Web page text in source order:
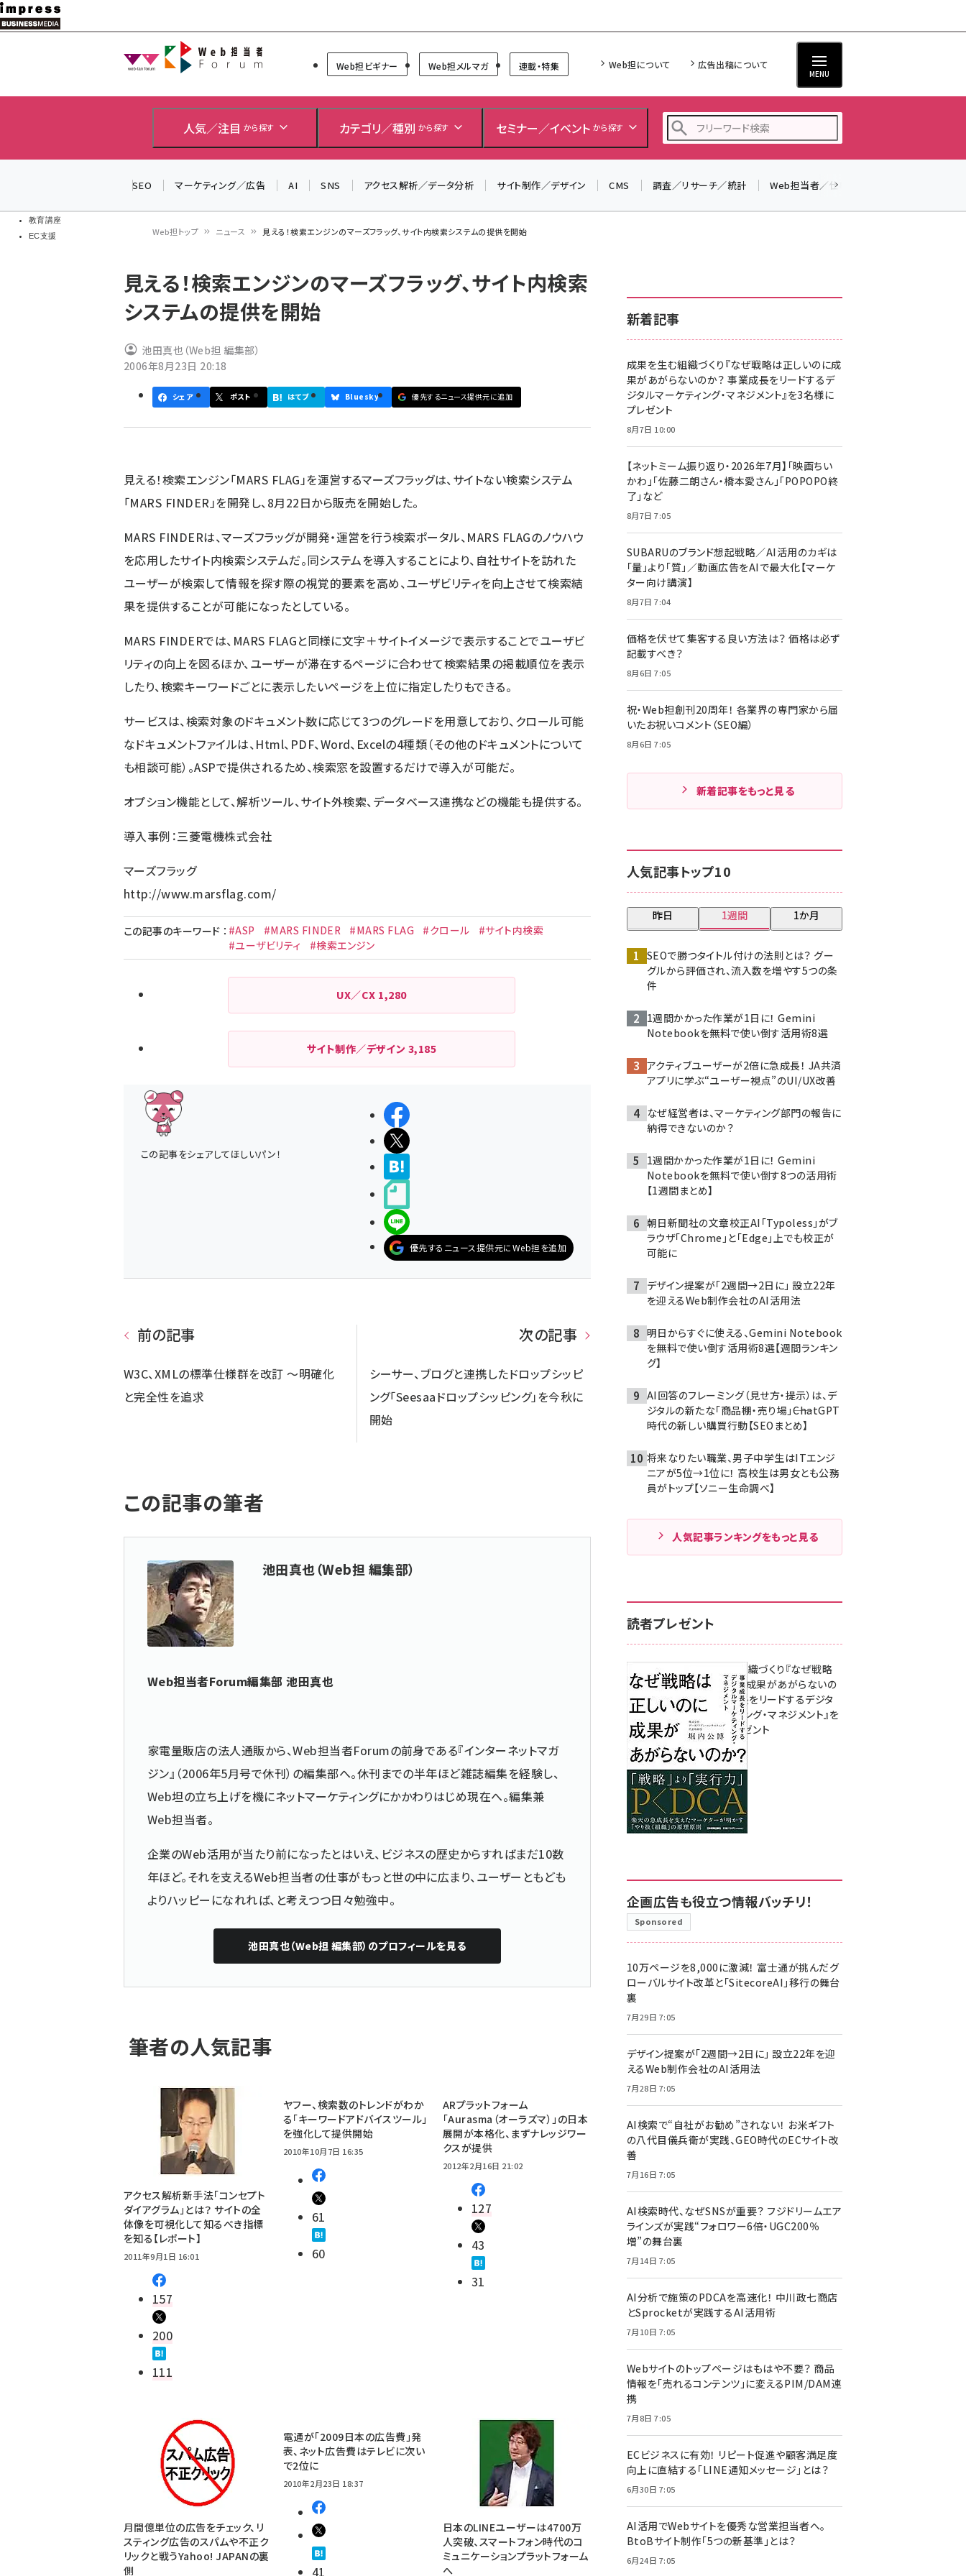
メ
イ
教育講座
EC支援
Web担当者Forum
Web担ビギナー Web担メルマガ 連載・特集 Web担について 広告出稿について
MENU
人気／注目 から探す カテゴリ／種別 から探す セミナー／イベント から探す
z世代 (1623)
meo (1277)
llmo (1166)
SEO マーケティング／広告 AI SNS アクセス解析／データ分析 サイト制作／デザイン CMS 調査／リサーチ／統計 Web担当者／仕事
ン
く
ず
Web担トップ ニュース 見える！検索エンジンのマーズフラッグ、サイト内検索システムの提供を開始
見える！検索エンジンのマーズフラッグ、サイト内検索
システムの提供を開始
池田真也（Web担 編集部）
2006年8月23日 20:18
シェア ポスト はてブ Bluesky 優先するニュース提供元に追加
見える！検索エンジン「MARS FLAG」を運営するマーズフラッグは、サイトない検索システム
「MARS FINDER」を開発し、8月22日から販売を開始した。
MARS FINDERは、マーズフラッグが開発・運営を行う検索ポータル、MARS FLAGのノウハウ
を応用したサイト内検索システムだ。同システムを導入することにより、自社サイトを訪れた
ユーザーが検索して情報を探す際の視覚的要素を高め、ユーザビリティを向上させて検索結
果を提供することが可能になったとしている。
MARS FINDERでは、MARS FLAGと同様に文字＋サイトイメージで表示することでユーザビ
リティの向上を図るほか、ユーザーが滞在するページに合わせて検索結果の掲載順位を表示
したり、検索キーワードごとに表示したいページを上位に指定したりもできる。
サービスは、検索対象のドキュメント数に応じて3つのグレードを用意しており、クロール可能
なドキュメントファイルは、Html、PDF、Word、Excelの4種類（その他のドキュメントについて
も相談可能）。ASPで提供されるため、検索窓を設置するだけで導入が可能だ。
オプション機能として、解析ツール、サイト外検索、データベース連携などの機能も提供する。
導入事例：三菱電機株式会社
マーズフラッグ
http://www.marsflag.com/
この記事のキーワード ： #ASP #MARS FINDER #MARS FLAG #クロール
#サイト内検索
#ユーザビリティ
#検索エンジン
UX／CX 1,280
サイト制作／デザイン 3,185
この記事をシェアしてほしいパン！
シェアする
ポストする
LINEで送る
優先するニュース提供元にWeb担を追加
前の記事
W3C、XMLの標準仕様群を改訂 ～明確化
と完全性を追求
次の記事
シーサー、ブログと連携したドロップシッピ
ング「Seesaaドロップシッピング」を今秋に
開始
この記事の筆者
池田真也（Web担 編集部）
Web担当者Forum編集部 池田真也
家電量販店の法人通販から、Web担当者Forumの前身である『インターネットマガ
ジン』（2006年5月号で休刊）の編集部へ。休刊までの半年ほど雑誌編集を経験し、
Web坦の立ち上げを機にネットマーケティングにかかわりはじめ現在へ。編集兼
Web担当者。
企業のWeb活用が当たり前になったとはいえ、ビジネスの歴史からすればまだ10数
年ほど。それを支えるWeb担当者の仕事がもっと世の中に広まり、ユーザーともども
よりハッピーになれれば、と考えつつ日々勉強中。
池田真也（Web担 編集部） のプロフィールを見る
筆者の人気記事
アクセス解析新手法「コンセプト
ダイアグラム」とは？ サイトの全
体像を可視化して知るべき指標
を知る【レポート】
2011年9月1日 16:01
157
200
111
ヤフー、検索数のトレンドがわか
る「キーワードアドバイスツール」
を強化して提供開始
2010年10月7日 16:35
61
60
ARプラットフォーム
「Aurasma（オーラズマ）」の日本
展開が本格化、まずナレッジワー
クスが提供
2012年2月16日 21:02
127
43
31
月間億単位の広告をチェック、リ
スティング広告のスパムや不正ク
リックと戦うYahoo! JAPANの裏
側
電通が「2009日本の広告費」発
表、ネット広告費はテレビに次い
で2位に
2010年2月23日 18:37
41
日本のLINEユーザーは4700万
人突破、スマートフォン時代のコ
ミュニケーションプラットフォーム
へ
新着記事
成果を生む組織づくり『なぜ戦略は正しいのに成
果があがらないのか？ 事業成長をリードするデ
ジタルマーケティング・マネジメント』を3名様に
プレゼント
8月7日 10:00
【ネットミーム振り返り・2026年7月】「映画ちい
かわ」「佐藤二朗さん・橋本愛さん」「POPOPO終
了」など
8月7日 7:05
SUBARUのブランド想起戦略／AI活用のカギは
「量」より「質」／動画広告をAIで最大化【マーケ
ター向け講演】
8月7日 7:04
価格を伏せて集客する良い方法は？ 価格は必ず
記載すべき？
8月6日 7:05
祝・Web担創刊20周年！ 各業界の専門家から届
いたお祝いコメント（SEO編）
8月6日 7:05
新着記事をもっと見る
人気記事トップ10
昨日 1週間 1か月
SEOで勝つタイトル付けの法則とは？ グー
グルから評価され、流入数を増やす5つの条
件
1週間かかった作業が1日に！ Gemini
Notebookを無料で使い倒す活用術8選
アクティブユーザーが2倍に急成長！ JA共済
アプリに学ぶ“ユーザー視点”のUI/UX改善
なぜ経営者は、マーケティング部門の報告に
納得できないのか？
1週間かかった作業が1日に！ Gemini
Notebookを無料で使い倒す8つの活用術
【1週間まとめ】
朝日新聞社の文章校正AI「Typoless」がブ
ラウザ「Chrome」と「Edge」上でも校正が
可能に
デザイン提案が「2週間→2日に」 設立22年
を迎えるWeb制作会社のAI活用法
明日からすぐに使える、Gemini Notebook
を無料で使い倒す活用術8選【週間ランキン
グ】
AI回答のフレーミング（見せ方・提示）は、デ
ジタルの新たな「商品棚・売り場」――ChatGPT
時代の新しい購買行動【SEOまとめ】
将来なりたい職業、男子中学生はITエンジ
ニアが5位→1位に！ 高校生は男女とも公務
員がトップ【ソニー生命調べ】
人気記事ランキングをもっと見る
読者プレゼント
成果を生む組織づくり『なぜ戦略
は正しいのに成果があがらないの
か？ 事業成長をリードするデジタ
ルマーケティング・マネジメント』を
3名様にプレゼント
8月7日 10:00
企画広告も役立つ情報バッチリ！
Sponsored
10万ページを8,000に激減！ 富士通が挑んだグ
ローバルサイト改革と「SitecoreAI」移行の舞台
裏
7月29日 7:05
デザイン提案が「2週間→2日に」 設立22年を迎
えるWeb制作会社のAI活用法
7月28日 7:05
AI検索で“自社がお勧め”されない！ お米ギフト
の八代目儀兵衛が実践、GEO時代のECサイト改
善
7月16日 7:05
AI検索時代、なぜSNSが重要？ フジドリームエア
ラインズが実践“フォロワー6倍・UGC200％
増”の舞台裏
7月14日 7:05
AI分析で施策のPDCAを高速化！ 中川政七商店
とSprocketが実践するAI活用術
7月10日 7:05
Webサイトのトップページはもはや不要？ 商品
情報を「売れるコンテンツ」に変えるPIM/DAM連
携
7月8日 7:05
ECビジネスに有効！ リピート促進や顧客満足度
向上に直結する「LINE通知メッセージ」とは？
6月30日 7:05
AI活用でWebサイトを優秀な営業担当者へ。
BtoBサイト制作「5つの新基準」とは？
6月24日 7:05